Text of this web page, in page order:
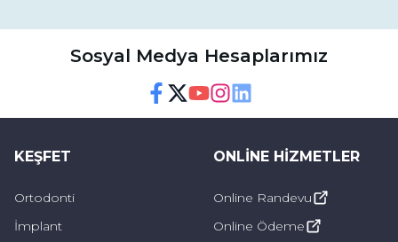
Sosyal Medya Hesaplarımız
KEŞFET
Ortodonti
İmplant
ONLINE HIZMETLER
Online Randevu
Online Ödeme